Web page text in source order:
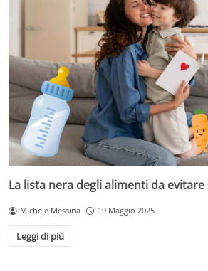
La lista nera degli alimenti da
Michele Messina 19 Maggio 2025
Leggi di più